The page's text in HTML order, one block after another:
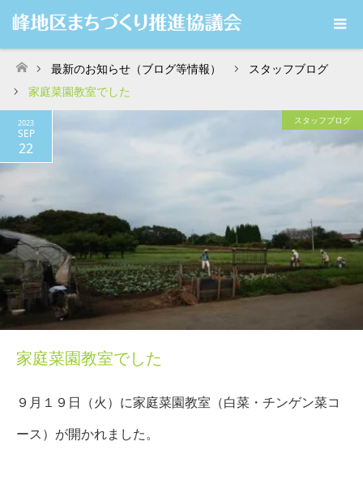
ホーム
最新のお知らせ（ブログ等情報）
スタッフブログ
家庭菜園教室でした
2023
SEP
22
スタッフブログ
家庭菜園教室でした
９月１９日（火）に家庭菜園教室（白菜・チンゲン菜コ
ース）が開かれました。